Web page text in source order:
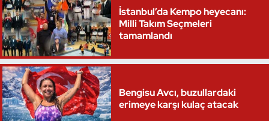
İstanbul’da Kempo heyecanı:
Milli Takım Seçmeleri
tamamlandı
Bengisu Avcı, buzullardaki
erimeye karşı kulaç atacak